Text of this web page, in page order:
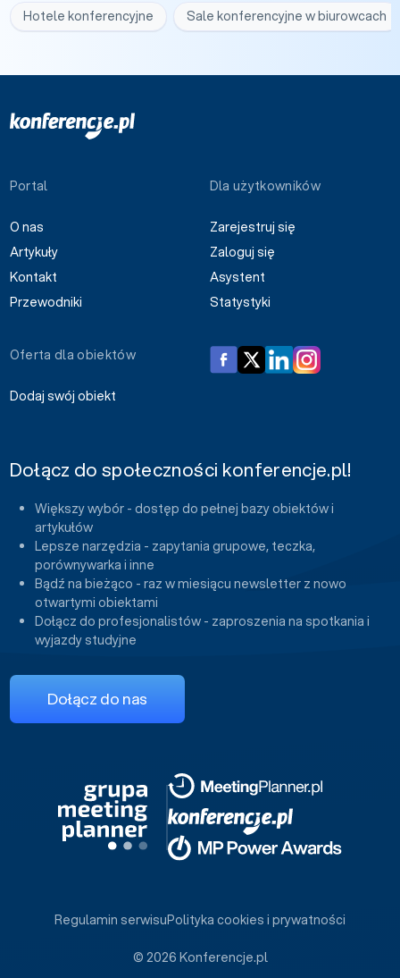
Hotele konferencyjne Sale konferencyjne w biurowcach
Portal
O nas
Artykuły
Kontakt
Przewodniki
Dla użytkowników
Zarejestruj się
Zaloguj się
Asystent
Statystyki
Oferta dla obiektów
Dodaj swój obiekt
Dołącz do społeczności konferencje.pl!
Większy wybór - dostęp do pełnej bazy obiektów i
artykułów
Lepsze narzędzia - zapytania grupowe, teczka,
porównywarka i inne
Bądź na bieżąco - raz w miesiącu newsletter z nowo
otwartymi obiektami
Dołącz do profesjonalistów - zaproszenia na spotkania i
wyjazdy studyjne
Dołącz do nas
© 2026 Konferencje.pl
Regulamin serwisuPolityka cookies i prywatności